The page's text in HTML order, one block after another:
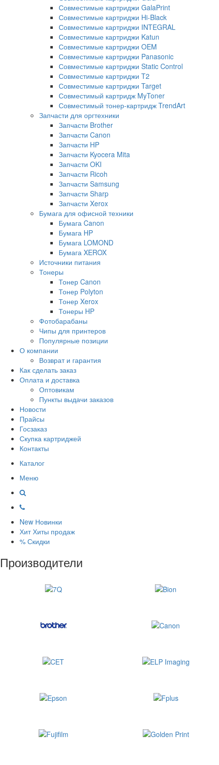
Совместимые картриджи GalaPrint
Совместимые картриджи Hi-Black
Совместимые картриджи INTEGRAL
Совместимые картриджи Katun
Совместимые картриджи OEM
Совместимые картриджи Panasonic
Совместимые картриджи Static Control
Совместимые картриджи T2
Совместимые картриджи Target
Совместимый картридж MyToner
Совместимый тонер-картридж TrendArt
Запчасти для оргтехники
Запчасти Brother
Запчасти Canon
Запчасти HP
Запчасти Kyocera Mita
Запчасти OKI
Запчасти Ricoh
Запчасти Samsung
Запчасти Sharp
Запчасти Xerox
Бумага для офисной техники
Бумага Canon
Бумага HP
Бумага LOMOND
Бумага XEROX
Источники питания
Тонеры
Тонер Canon
Тонер Polyton
Тонер Xerox
Тонеры HP
Фотобарабаны
Чипы для принтеров
Популярные позиции
О компании
Возврат и гарантия
Как сделать заказ
Оплата и доставка
Оптовикам
Пункты выдачи заказов
Новости
Прайсы
Госзаказ
Скупка картриджей
Контакты
Каталог
Меню
New Новинки
Хит Хиты продаж
% Скидки
Производители